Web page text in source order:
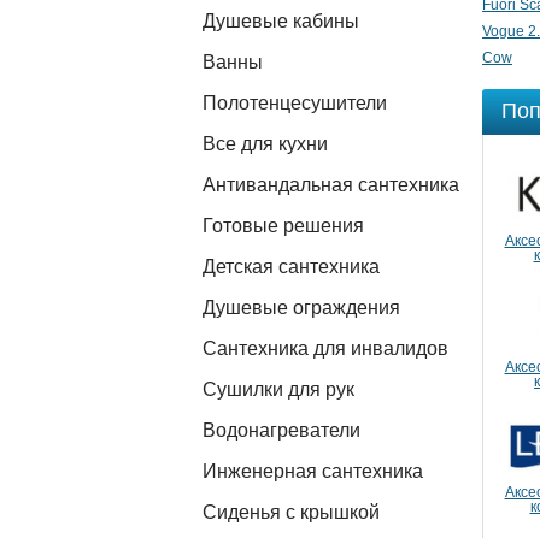
Душевые кабины
Ванны
Полотенцесушители
Все для кухни
Антивандальная сантехника
Готовые решения
Детская сантехника
Душевые ограждения
Сантехника для инвалидов
Сушилки для рук
Водонагреватели
Инженерная сантехника
Сиденья с крышкой
Fuori
Vogue
Cow